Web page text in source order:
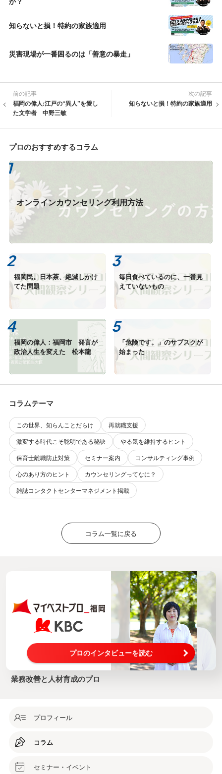
知らないと損！特約の家族適用
災害現場が一番困るのは「善意の暴走」
前の記事
福岡の偉人:江戸の“異人”を愛し
た文学者 中野三敏
次の記事
知らないと損！特約の家族適用
プロのおすすめするコラム
オンラインカウンセリング利用方法
福岡民。日本茶、絶滅しかけ
てた問題
毎日食べているのに、一番見
えていないもの
福岡の偉人：福岡市 発言が
政治人生を変えた 松本龍
「危険です。」のサブスクが
始まった
コラムテーマ
この世界、知らんことだらけ
再就職支援
激変する時代こそ聡明である秘訣
やる気を維持するヒント
保育士離職防止対策
セミナー案内
コンサルティング事例
心のあり方のヒント
カウンセリングってなに？
雑誌コンタクトセンターマネジメント掲載
コラム一覧に戻る
プロのインタビューを読む
業務改善と人材育成のプロ
プロフィール
コラム
セミナー・イベント